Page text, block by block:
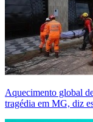
Aquecimento global
tragédia em MG, diz